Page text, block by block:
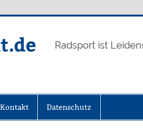
Radsport ist
Datenschutz